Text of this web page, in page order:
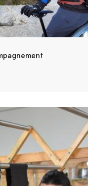
Vorrei
mondo colorato,
tecniche
e curiosità senza limiti.